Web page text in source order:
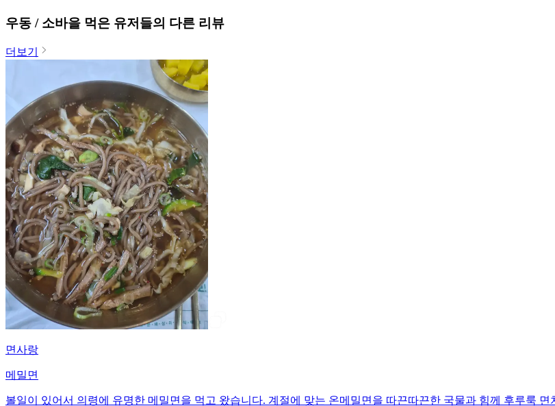
우동 / 소바을 먹은 유저들의 다른 리뷰
더보기
면사랑
메밀면
볼일이 있어서 의령에 유명한 메밀면을 먹고 왔습니다. 계절에 맞는 온메밀면을 따끈따끈한 국물과 힘께 후루룩